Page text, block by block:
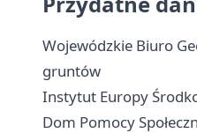
Wojewódzkie Biuro
gruntów
Instytut Europy
Dom Pomocy